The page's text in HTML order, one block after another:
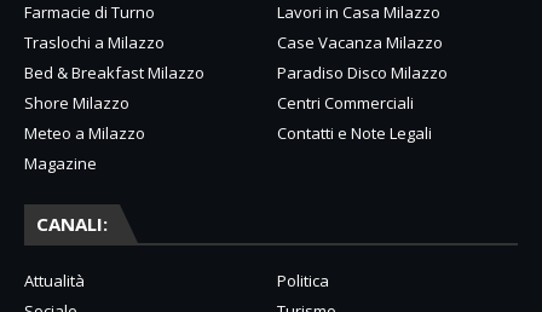
Farmacie di Turno
Lavori in Casa Milazzo
Traslochi a Milazzo
Case Vacanza Milazzo
Bed & Breakfast Milazzo
Paradiso Disco Milazzo
Shore Milazzo
Centri Commerciali
Meteo a Milazzo
Contatti e Note Legali
Magazine
CANALI:
Attualità
Politica